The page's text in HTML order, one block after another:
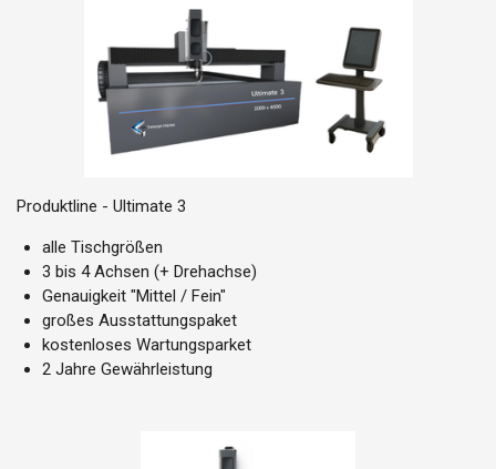
Produktline - Ultimate 3
alle Tischgrößen
3 bis 4 Achsen (+ Drehachse)
Genauigkeit "Mittel / Fein"
großes Ausstattungspaket
kostenloses Wartungsparket
2 Jahre Gewährleistung